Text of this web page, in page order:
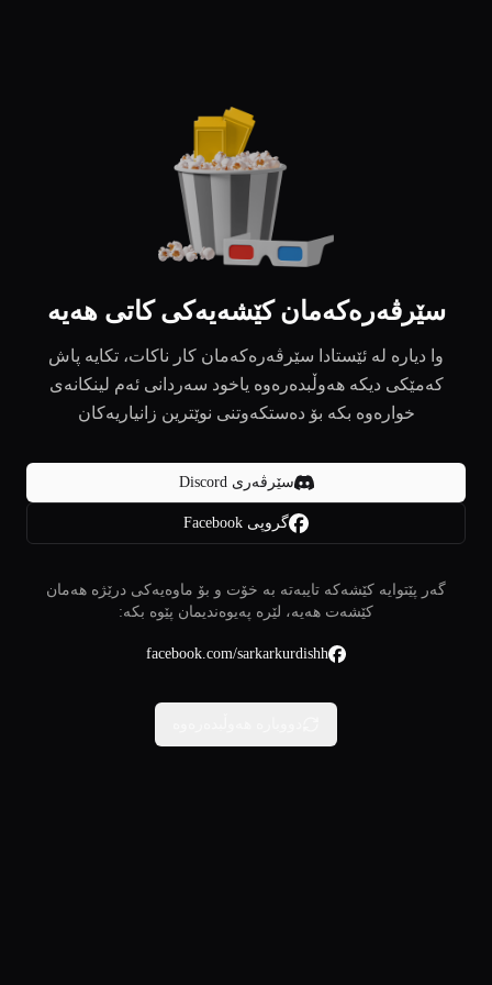
سێرڤەرەکەمان کێشەیەکی کاتی هەیە
وا دیارە لە ئێستادا سێرڤەرەکەمان کار ناکات، تکایە پاش
کەمێکی دیکە هەوڵبدەرەوە یاخود سەردانی ئەم لینکانەی
خوارەوە بکە بۆ دەستکەوتنی نوێترین زانیاریەکان
سێرڤەری Discord
گروپی Facebook
گەر پێتوایە کێشەکە تایبەتە بە خۆت و بۆ ماوەیەکی درێژە هەمان
کێشەت هەیە، لێرە پەیوەندیمان پێوە بکە:
facebook.com/sarkarkurdishh